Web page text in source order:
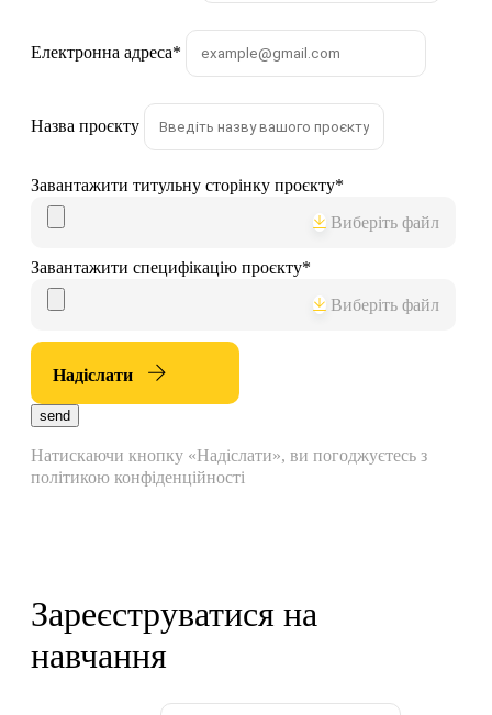
Електронна адреса*
Назва проєкту
Завантажити титульну сторінку проєкту*
Виберіть файл
Завантажити специфікацію проєкту*
Виберіть файл
Надіслати
send
Натискаючи кнопку «Надіслати», ви погоджуєтесь з
політикою конфіденційності
Зареєструватися на
навчання